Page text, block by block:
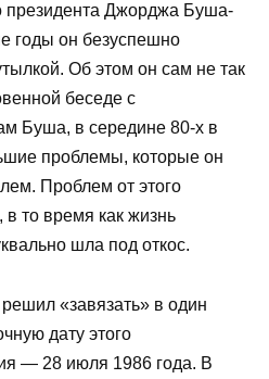
президента Джорджа Буша-
годы он безуспешно
Об этом он сам не так
беседе с
Буша, в середине 80-х в
проблемы, которые он
Проблем от этого
то время как жизнь
шла под откос.
«завязать» в один
дату этого
— 28 июля 1986 года. В